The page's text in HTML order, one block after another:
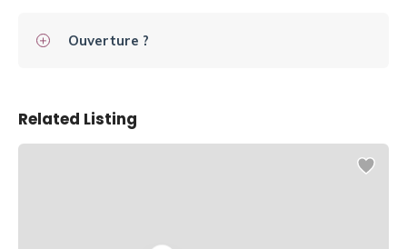
Ouverture ?
Related Listing